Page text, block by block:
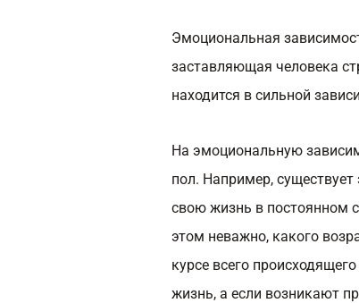
Эмоциональная
заставляющая человека
находится в сильной
На эмоциональную
пол. Например,
свою жизнь в постоянном
этом неважно, какого
курсе всего
жизнь, а если возникают